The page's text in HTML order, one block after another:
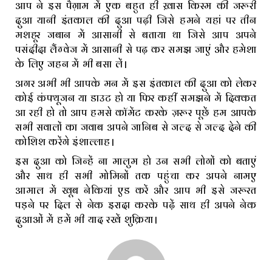
आप ने इस पैग़ाम में एक बहुत ही ख़ास किस्म की जरूरी
दुआ यानी इंतकाल की दुआ पढ़ी जिसे हमने यहां पर तीन
मशहूर जबान में आसानी से बताया था जिसे आप अपने
पसंदीदा लैंग्वेज में आसानी से पढ़ कर समझ जाएं और हमेशा
के लिए जहन में भी बसा लें।
अगर अभी भी आपके मन में इस इंतकाल की दुआ को लेकर
कोई कंफ्यूजन या डाउट हो या फिर कहीं समझने में दिक्कत
आ रही हो तो आप हमसे कॉमेंट करके ज़रूर पूछें हम आपके
सभी सवालों का जवाब अपने जानिब से जल्द से जल्द देने की
कोशिश करेंगे इंशाल्लाह।
इस दुआ को जिन्हें ना मालुम हो उन सभी लोगों को बताएं
और साथ ही सभी मोमिनों तक पहुंचा कर अपने नामए
आमाल में खूब नेकियां एड करें और आप भी इसे जरूरत
पड़ने पर दिल से नेक इरादा करके पढ़ें साथ ही अपने नेक
दुआओं में हमें भी याद रखें शुक्रिया।